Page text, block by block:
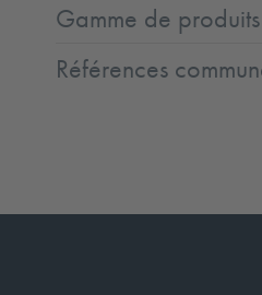
Gamme de
Références